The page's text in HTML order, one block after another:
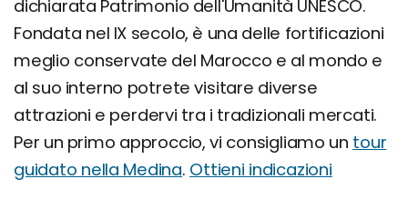
dichiarata Patrimonio dell'Umanità UNESCO.
Fondata nel IX secolo, è una delle fortificazioni
meglio conservate del Marocco e al mondo e
al suo interno potrete visitare diverse
attrazioni e perdervi tra i tradizionali mercati.
Per un primo approccio, vi consigliamo un tour
guidato nella Medina. Ottieni indicazioni